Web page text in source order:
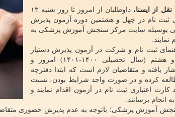
از ایسنا،
داوطلبان از امروز تا روز شنبه ۱۳
ثبت نام در چهل و هشتمین دوره آزمون پذیرش
بوسیله سایت مرکز سنجش آموزش پزشکی به
ثبت نام و شرکت در آزمون پذیرش دستیار
تخصصی دوره چهل و هشتم (سال تحصیلی ۱۴۰۰-۱۴۰۱) امروز و
یافته و متقاضیان لازم است که ابتدا دفترچه
کرده و در صورت واجد شرایط بودن، نسبت
اعتباری ثبت نام در آزمون اقدام نمایند و
برسانند.
آموزش پزشکی؛ باتوجه به عدم پذیرش حضوری